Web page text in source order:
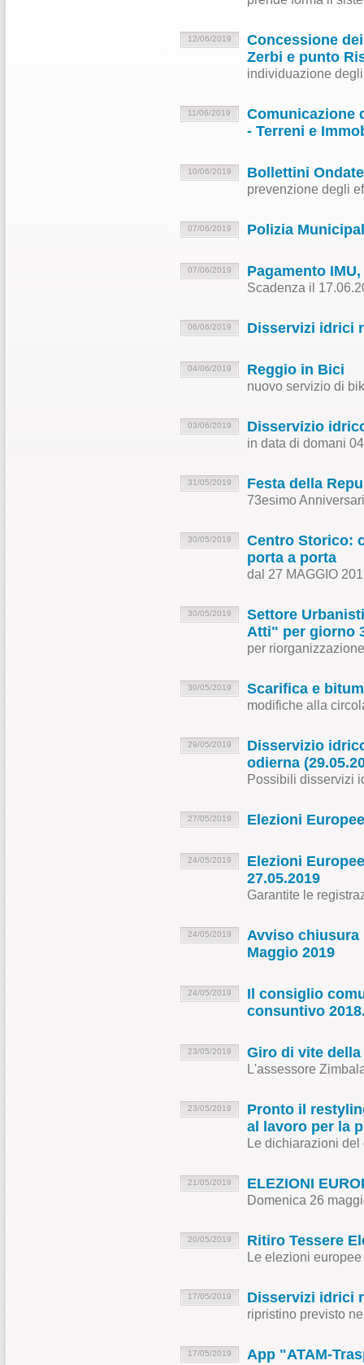
12/06/2019
Concessione
Zerbi e punto
individuazione
11/06/2019
Comunicazione
- Terreni e
10/06/2019 Bollettini
prevenzione degli
07/06/2019 Polizia
07/06/2019 Pagamento
Scadenza il
06/06/2019 Disservizi idrici
04/06/2019 Reggio in Bici
nuovo servizio di
03/06/2019 Disservizio
in data di domani
31/05/2019 Festa della
73esimo
30/05/2019
Centro Storico:
porta a porta
dal 27 MAGGIO
30/05/2019
Settore
Atti" per giorno
per
30/05/2019 Scarifica e
modifiche alla
29/05/2019
Disservizio
odierna
Possibili disservizi
27/05/2019 Elezioni
24/05/2019
Elezioni
27.05.2019
Garantite le
24/05/2019
Avviso chiusura
Maggio 2019
24/05/2019
Il consiglio
consuntivo
23/05/2019 Giro di vite
L'assessore
23/05/2019
Pronto il
al lavoro per la
Le dichiarazioni
21/05/2019 ELEZIONI
Domenica 26
20/05/2019 Ritiro Tessere
Le elezioni
17/05/2019 Disservizi idrici
ripristino previsto
17/05/2019
App "ATAM-